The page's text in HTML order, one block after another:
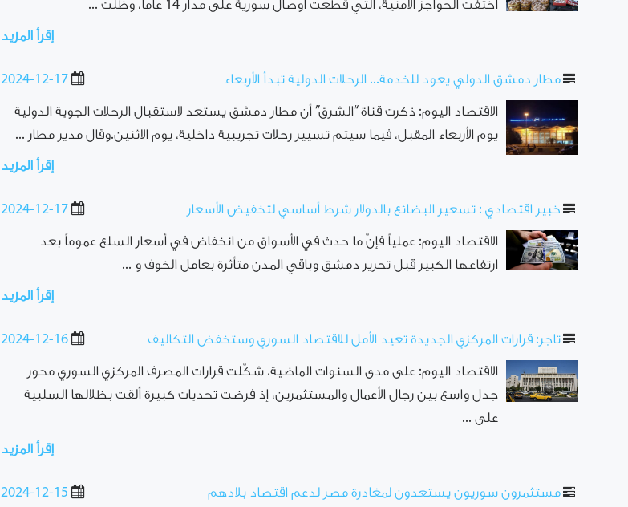
اختفت الحواجز الأمنية، التي قطعت أوصال سورية على مدار 14 عاماً، وظلت ...
إقرأ المزيد
2024-12-17 مطار دمشق الدولي يعود للخدمة... الرحلات الدولية تبدأ الأربعاء
الاقتصاد اليوم: ذكرت قناة “الشرق” أن مطار دمشق يستعد لاستقبال الرحلات الجوية الدولية
يوم الأربعاء المقبل، فيما سيتم تسيير رحلات تجريبية داخلية، يوم الاثنين.وقال مدير مطار ...
إقرأ المزيد
2024-12-17 خبير اقتصادي : تسعير البضائع بالدولار شرط أساسي لتخفيض الأسعار
الاقتصاد اليوم: عملياً فإنّ ما حدث في الأسواق من انخفاض في أسعار السلع عموماً بعد
ارتفاعها الكبير قبل تحرير دمشق وباقي المدن متأثرة بعامل الخوف و ...
إقرأ المزيد
2024-12-16 تاجر: قرارات المركزي الجديدة تعيد الأمل للاقتصاد السوري وستخفض التكاليف
الاقتصاد اليوم: على مدى السنوات الماضية، شكّلت قرارات المصرف المركزي السوري محور
جدل واسع بين رجال الأعمال والمستثمرين، إذ فرضت تحديات كبيرة ألقت بظلالها السلبية
على ...
إقرأ المزيد
2024-12-15 مستثمرون سوريون يستعدون لمغادرة مصر لدعم اقتصاد بلادهم